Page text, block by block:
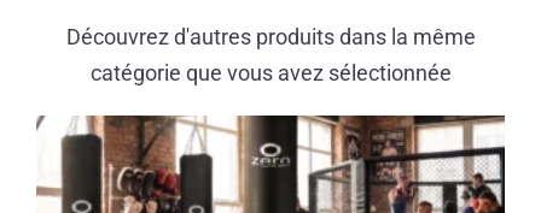
Découvrez d'autres produits dans la même
catégorie que vous avez sélectionnée